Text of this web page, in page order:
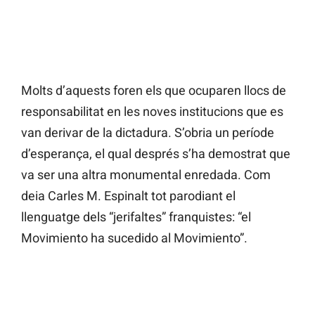
Molts d’aquests foren els que ocuparen llocs de
responsabilitat en les noves institucions que es
van derivar de la dictadura. S’obria un període
d’esperança, el qual després s’ha demostrat que
va ser una altra monumental enredada. Com
deia Carles M. Espinalt tot parodiant el
llenguatge dels “jerifaltes” franquistes: “el
Movimiento ha sucedido al Movimiento”.